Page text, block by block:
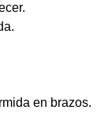
en brazos.